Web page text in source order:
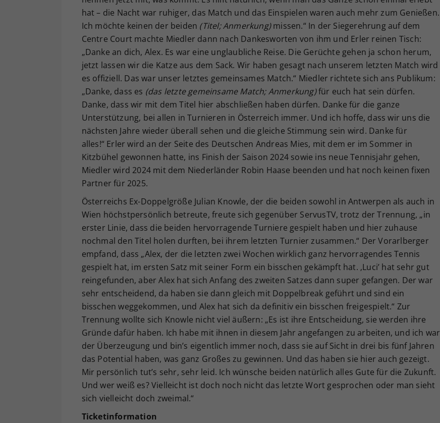
hat – die Nacht war ruhiger, das Match und das Einspielen waren auch mehr zum Genießen.
Ich möchte keinen der beiden (Titel; Anmerkung)missen.“ In der Siegerehrung auf dem
Centre Court machte Miedler dann nach Dankesworten von ihm und Erler reinen Tisch:
„Danke an dich, Alex. Es war eine unglaubliche Reise. Die Gerüchte gehen ja schon herum,
jetzt lassen wir die Katze aus dem Sack. Wir haben gesagt nach unserem letzten Match wird
es offiziell. Das war unser letztes gemeinsames Match.“ Miedler richtete sich ans Publikum:
„Danke, dass es (das letzte gemeinsame Match; Anmerkung)für euch hat sein dürfen.
Danke, dass wir mit dem Titel hier abschließen haben dürfen. Danke für die ganze
Unterstützung, bei allen in Turnieren in Österreich immer. Und ich hoffe, dass wir uns die
nächsten Jahre wieder überall sehen und die gleiche Stimmung sein wird. Danke für
alles!“ Erler wird an der Seite des Deutschen Andreas Mies, mit dem er im Sommer in
Kitzbühel gewonnen hatte, ins Finish der Saison 2024 sowie ins neue Tennisjahr gehen,
Miedler wird 2024 mit dem Niederländer Robin Haase beenden und hat noch keinen fixen
Partner für 2025.
Österreichs Ex-Doppelgröße Julian Knowle, der die beiden sowohl in Antwerpen als auch in
Wien höchstpersönlich betreute, freute sich gegenüber ServusTV, trotz der Trennung, „in
erster Linie, dass die beiden hervorragende Turniere gespielt haben und hier zuhause
nochmal den Titel holen durften, bei ihrem letzten Turnier zusammen.“ Der Vorarlberger
empfand, dass „Alex, der die letzten zwei Wochen wirklich ganz hervorragendes Tennis
gespielt hat, im ersten Satz mit seiner Form ein bisschen gekämpft hat. ‚Luci’ hat sehr gut
reingefunden, aber Alex hat sich Anfang des zweiten Satzes dann super gefangen. Der war
sehr entscheidend, da haben sie dann gleich mit Doppelbreak geführt und sind ein
bisschen weggekommen, und Alex hat sich da definitiv ein bisschen freigespielt.“ Zur
Trennung wollte sich Knowle nicht viel äußern: „Es ist ihre Entscheidung, sie werden ihre
Gründe dafür haben. Ich habe mit ihnen in diesem Jahr angefangen zu arbeiten, und ich war
der Überzeugung und bin’s eigentlich immer noch, dass sie auf Sicht in drei bis fünf Jahren
das Potential haben, was ganz Großes zu gewinnen. Und das haben sie hier auch gezeigt.
Mir persönlich tut’s sehr, sehr leid. Ich wünsche beiden natürlich alles Gute für die Zukunft.
Und wer weiß es? Vielleicht ist doch noch nicht das letzte Wort gesprochen oder man sieht
sich vielleicht doch zweimal.“
Ticketinformation